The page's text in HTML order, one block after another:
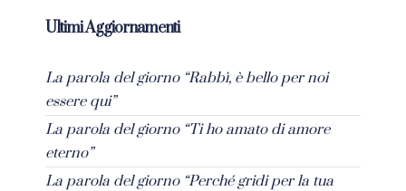
Ultimi Aggiornamenti
La parola del giorno “Rabbì, è bello per noi
essere qui”
La parola del giorno “Ti ho amato di amore
eterno”
La parola del giorno “Perché gridi per la tua